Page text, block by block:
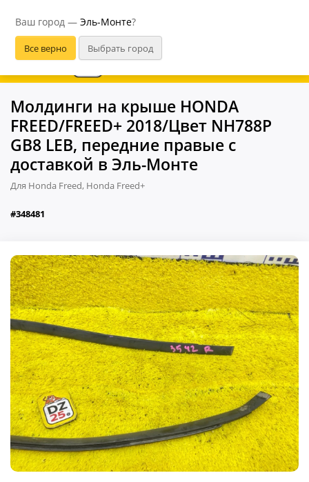
Ваш город — Эль-Монте?
В приложении удобнее
Молдинги на крыше HONDA
FREED/FREED+ 2018/Цвет NH788P
GB8 LEB, передние правые с
доставкой в Эль-Монте
Для Honda Freed, Honda Freed+
#348481